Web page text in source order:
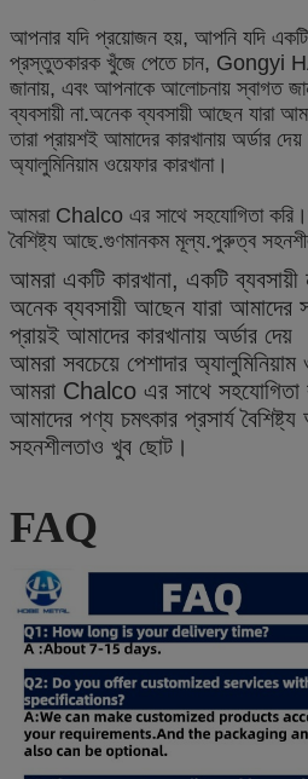
আপনার যদি প্রয়োজন হয়, আপনি যদি একটি
প্রস্তুতকারক খুঁজে পেতে চান, Gongyi
জানায়, এবং আপনাকে আলোচনায় স্বাগত
ব্যবসায়ী না.অনেক ব্যবসায়ী আছেন যারা
তারা প্রায়শই আমাদের কারখানায় অর্ডার
অ্যালুমিনিয়াম ওয়েফার কারখানা।
আমরা Chalco এর সাথে সহযোগিতা
বৈশিষ্ট্য আছে.গুণমানকম মূল্য.পুরুত্ব
আমরা একটি কারখানা, একটি ব্যবসায়ী
অনেক ব্যবসায়ী আছেন যারা আমাদের
প্রায়ই আমাদের কারখানায় অর্ডার দেয়
আমরা সবচেয়ে পেশাদার অ্যালুমিনিয়াম
আমরা Chalco এর সাথে সহযোগিতা
আমাদের পণ্য চমৎকার প্রসার্য
সহনশীলতাও খুব ছোট।
FAQ